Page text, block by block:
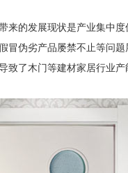
来的发展现状是产业集中
冒伪劣产品屡禁不止等问
了木门等建材家居行业产